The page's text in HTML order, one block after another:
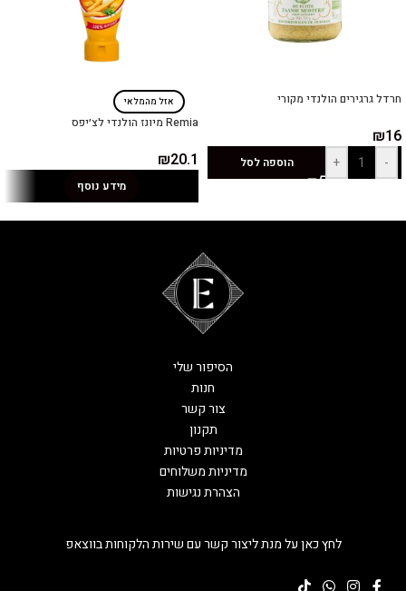
חרדל גרגירים הולנדי מקורי
₪16
-
+ הוספה לסל
אזל מהמלאי
Remia מיונז הולנדי לצ׳יפס
₪20.1
מידע נוסף
לחץ כאן על מנת ליצור קשר עם שירות הלקוחות בווצאפ
הסיפור שלי
חנות
צור קשר
תקנון
מדיניות פרטיות
מדיניות משלוחים
הצהרת נגישות